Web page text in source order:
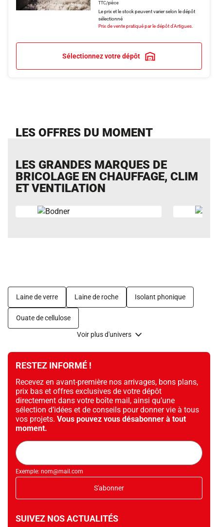
TTC/pièce
Le prix et le stock peuvent varier selon le dépôt
sélectionné
Prix de vente pratiqué par le dépôt d'Artigues.
Sélectionnez votre dépôt
LES OFFRES DU MOMENT
LES GRANDES MARQUES DE
BRICOLAGE EN CHAUFFAGE, CLIM
ET VENTILATION
Laine de verre Laine de roche Isolant phonique
Ouate de cellulose
Voir plus d'univers
RESTEZ INFORMÉ !
Recevez en avant-première nos arrivages, bons plans,
prix bas et offres exclusives de votre dépôt
directement dans votre boîte mail, ainsi qu’une
sélection d’idées et de conseils pour donner vie à tous
vos projets. Vous pouvez vous désabonner à tout
moment.
Adresse
mail
Exemple: nom@mail.com
S'abonner
SUIVEZ NOS ACTUALITÉS